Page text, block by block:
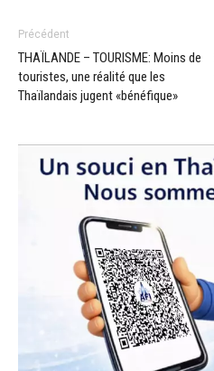
Précédent
THAÏLANDE – TOURISME: Moins de
touristes, une réalité que les
Thaïlandais jugent «bénéfique»